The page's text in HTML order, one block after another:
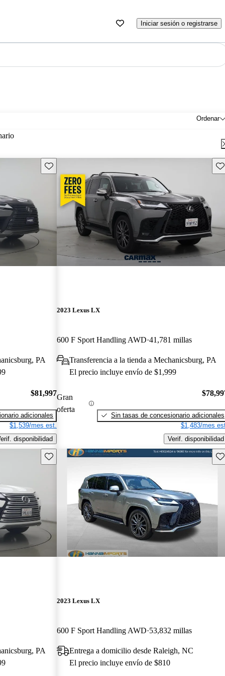
Iniciar sesión o registrarse
Ordenar
Guarda este Aviso
PA
$81,997
adicionales
$1,539/mes est.
disponibilidad
2023 Lexus LX
600 F Sport Handling AWD 41,781 millas
Transferencia a la tienda a Mechanicsburg, PA
El precio incluye envío de $1,999
Gran
oferta
Sin tasas de concesionario adicionales
$1,483/mes
Verif. disponibilidad
Guarda este Aviso
PA
2023 Lexus LX
600 F Sport Handling AWD 53,832 millas
Entrega a domicilio desde Raleigh, NC
El precio incluye envío de $810